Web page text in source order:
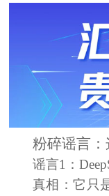
粉碎谣言：
谣言1：
真相：它只